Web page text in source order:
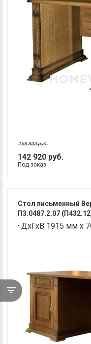
142 920 руб.
158 800 руб.
Под заказ
Стол письменный
П3.0487.2.07
· ДхГхВ 1915 мм х